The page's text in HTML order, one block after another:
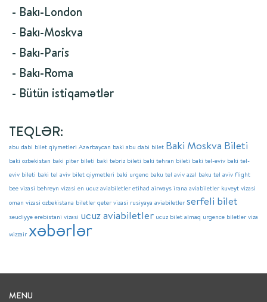
- Bakı-London
- Bakı-Moskva
- Bakı-Paris
- Bakı-Roma
- Bütün istiqamətlər
TEQLƏR:
abu dabi bilet qiymetleri Azərbaycan baki abu dabi bilet Baki Moskva Bileti
baki ozbekistan baki piter bileti baki tebriz bileti baki tehran bileti baki tel-eviv baki tel-
eviv bileti baki tel aviv bilet qiymetleri baki urgenc baku tel aviv azal baku tel aviv flight
bee vizasi behreyn vizasi en ucuz aviabiletler etihad airways irana aviabiletler kuveyt vizasi
oman vizasi ozbekistana biletler qeter vizasi rusiyaya aviabiletler serfeli bilet
seudiyye erebistani vizasi ucuz aviabiletler ucuz bilet almaq urgence biletler viza
wizzair xəbərlər
MENU